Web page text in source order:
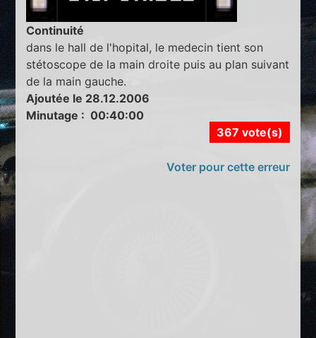
Continuité
dans le hall de l'hopital, le medecin tient son
stétoscope de la main droite puis au plan suivant
de la main gauche.
Ajoutée le 28.12.2006
Minutage : 00:40:00
367 vote(s)
Voter pour cette erreur